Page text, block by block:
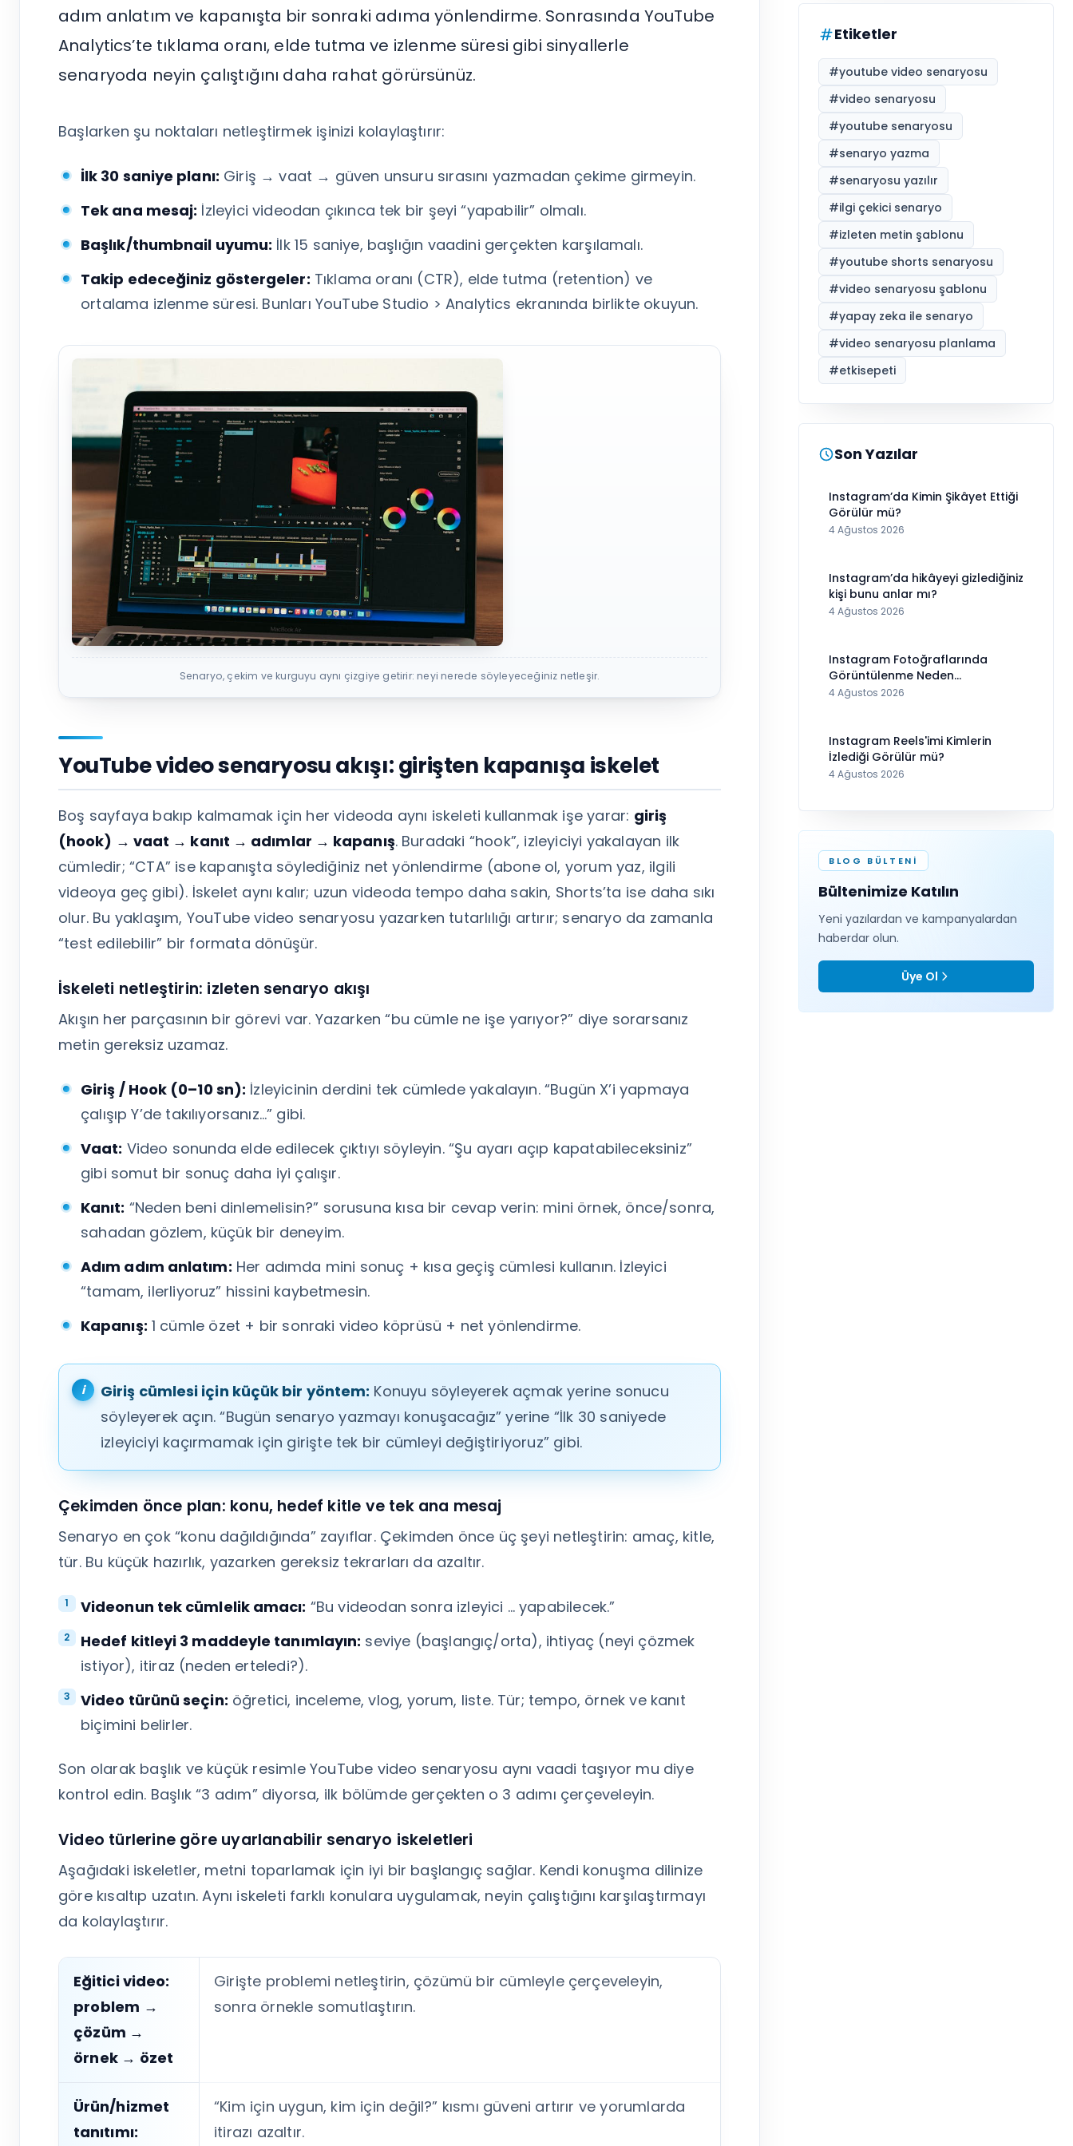
adım anlatım ve kapanışta bir sonraki adıma yönlendirme. Sonrasında YouTube
Analytics’te tıklama oranı, elde tutma ve izlenme süresi gibi sinyallerle
senaryoda neyin çalıştığını daha rahat görürsünüz.
Başlarken şu noktaları netleştirmek işinizi kolaylaştırır:
İlk 30 saniye planı: Giriş → vaat → güven unsuru sırasını yazmadan çekime girmeyin.
Tek ana mesaj: İzleyici videodan çıkınca tek bir şeyi “yapabilir” olmalı.
Başlık/thumbnail uyumu: İlk 15 saniye, başlığın vaadini gerçekten karşılamalı.
Takip edeceğiniz göstergeler: Tıklama oranı (CTR), elde tutma (retention) ve
ortalama izlenme süresi. Bunları YouTube Studio > Analytics ekranında birlikte okuyun.
Senaryo, çekim ve kurguyu aynı çizgiye getirir: neyi nerede söyleyeceğiniz netleşir.
YouTube video senaryosu akışı: girişten kapanışa iskelet
Boş sayfaya bakıp kalmamak için her videoda aynı iskeleti kullanmak işe yarar: giriş
(hook) → vaat → kanıt → adımlar → kapanış. Buradaki “hook”, izleyiciyi yakalayan ilk
cümledir; “CTA” ise kapanışta söylediğiniz net yönlendirme (abone ol, yorum yaz, ilgili
videoya geç gibi). İskelet aynı kalır; uzun videoda tempo daha sakin, Shorts’ta ise daha sıkı
olur. Bu yaklaşım, YouTube video senaryosu yazarken tutarlılığı artırır; senaryo da zamanla
“test edilebilir” bir formata dönüşür.
İskeleti netleştirin: izleten senaryo akışı
Akışın her parçasının bir görevi var. Yazarken “bu cümle ne işe yarıyor?” diye sorarsanız
metin gereksiz uzamaz.
Giriş / Hook (0–10 sn): İzleyicinin derdini tek cümlede yakalayın. “Bugün X’i yapmaya
çalışıp Y’de takılıyorsanız…” gibi.
Vaat: Video sonunda elde edilecek çıktıyı söyleyin. “Şu ayarı açıp kapatabileceksiniz”
gibi somut bir sonuç daha iyi çalışır.
Kanıt: “Neden beni dinlemelisin?” sorusuna kısa bir cevap verin: mini örnek, önce/sonra,
sahadan gözlem, küçük bir deneyim.
Adım adım anlatım: Her adımda mini sonuç + kısa geçiş cümlesi kullanın. İzleyici
“tamam, ilerliyoruz” hissini kaybetmesin.
Kapanış: 1 cümle özet + bir sonraki video köprüsü + net yönlendirme.
Giriş cümlesi için küçük bir yöntem: Konuyu söyleyerek açmak yerine sonucu
söyleyerek açın. “Bugün senaryo yazmayı konuşacağız” yerine “İlk 30 saniyede
izleyiciyi kaçırmamak için girişte tek bir cümleyi değiştiriyoruz” gibi.
Çekimden önce plan: konu, hedef kitle ve tek ana mesaj
Senaryo en çok “konu dağıldığında” zayıflar. Çekimden önce üç şeyi netleştirin: amaç, kitle,
tür. Bu küçük hazırlık, yazarken gereksiz tekrarları da azaltır.
Videonun tek cümlelik amacı: “Bu videodan sonra izleyici … yapabilecek.”
Hedef kitleyi 3 maddeyle tanımlayın: seviye (başlangıç/orta), ihtiyaç (neyi çözmek
istiyor), itiraz (neden erteledi?).
Video türünü seçin: öğretici, inceleme, vlog, yorum, liste. Tür; tempo, örnek ve kanıt
biçimini belirler.
Son olarak başlık ve küçük resimle YouTube video senaryosu aynı vaadi taşıyor mu diye
kontrol edin. Başlık “3 adım” diyorsa, ilk bölümde gerçekten o 3 adımı çerçeveleyin.
Video türlerine göre uyarlanabilir senaryo iskeletleri
Aşağıdaki iskeletler, metni toparlamak için iyi bir başlangıç sağlar. Kendi konuşma dilinize
göre kısaltıp uzatın. Aynı iskeleti farklı konulara uygulamak, neyin çalıştığını karşılaştırmayı
da kolaylaştırır.
Eğitici video:
problem →
çözüm →
örnek → özet
Girişte problemi netleştirin, çözümü bir cümleyle çerçeveleyin,
sonra örnekle somutlaştırın.
Ürün/hizmet
tanıtımı:
“Kim için uygun, kim için değil?” kısmı güveni artırır ve yorumlarda
itirazı azaltır.
Etiketler
#youtube video senaryosu
#video senaryosu
#youtube senaryosu
#senaryo yazma
#senaryosu yazılır
#ilgi çekici senaryo
#izleten metin şablonu
#youtube shorts senaryosu
#video senaryosu şablonu
#yapay zeka ile senaryo
#video senaryosu planlama
#etkisepeti
Son Yazılar
Instagram’da Kimin Şikâyet Ettiği
Görülür mü?
4 Ağustos 2026
Instagram’da hikâyeyi gizlediğiniz
kişi bunu anlar mı?
4 Ağustos 2026
Instagram Fotoğraflarında
Görüntülenme Neden
Görünmüyor?
4 Ağustos 2026
Instagram Reels'imi Kimlerin
İzlediği Görülür mü?
4 Ağustos 2026
BLOG BÜLTENI
Bültenimize Katılın
Yeni yazılardan ve kampanyalardan
haberdar olun.
Üye Ol